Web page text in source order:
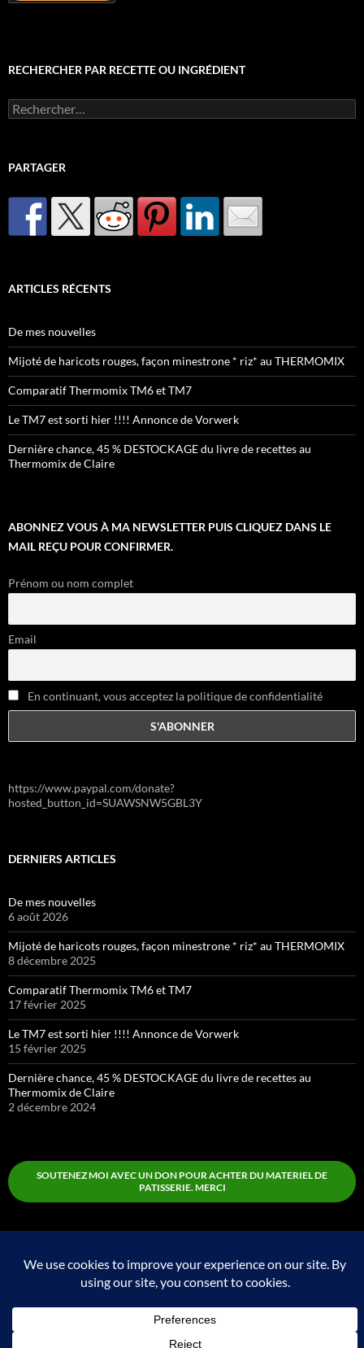
RECHERCHER PAR RECETTE OU INGRÉDIENT
Rechercher :
PARTAGER
ARTICLES RÉCENTS
De mes nouvelles
Mijoté de haricots rouges, façon minestrone * riz* au THERMOMIX
Comparatif Thermomix TM6 et TM7
Le TM7 est sorti hier !!!! Annonce de Vorwerk
Dernière chance, 45 % DESTOCKAGE du livre de recettes au
Thermomix de Claire
ABONNEZ VOUS À MA NEWSLETTER PUIS CLIQUEZ DANS LE
MAIL REÇU POUR CONFIRMER.
Prénom ou nom complet
Email
En continuant, vous acceptez la politique de confidentialité
https://www.paypal.com/donate?
hosted_button_id=SUAWSNW5GBL3Y
DERNIERS ARTICLES
De mes nouvelles
6 août 2026
Mijoté de haricots rouges, façon minestrone * riz* au THERMOMIX
8 décembre 2025
Comparatif Thermomix TM6 et TM7
17 février 2025
Le TM7 est sorti hier !!!! Annonce de Vorwerk
15 février 2025
Dernière chance, 45 % DESTOCKAGE du livre de recettes au
Thermomix de Claire
2 décembre 2024
SOUTENEZ MOI AVEC UN DON POUR ACHTER DU MATERIEL DE
PATISSERIE. MERCI
Boutique Fièrement propulsé par WordPress